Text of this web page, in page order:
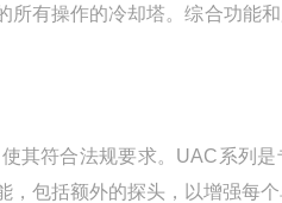
有操作的冷却塔。综合功能
其符合法规要求。UAC系列
包括额外的探头，以增强每